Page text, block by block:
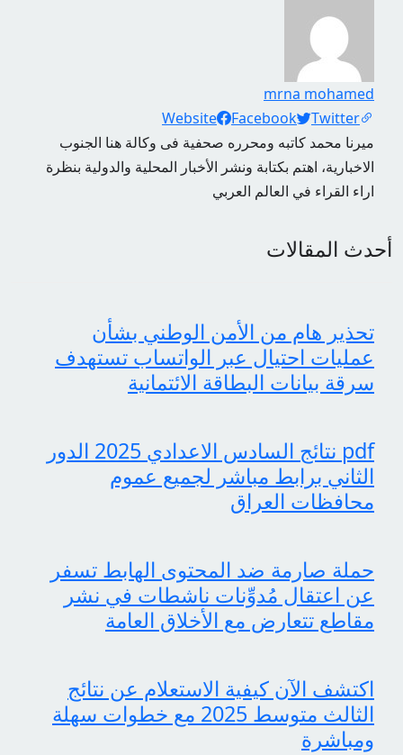
mrna mohamed
Social Links
Website Facebook
Twitter
ميرنا محمد كاتبه ومحرره صحفية فى وكالة هنا الجنوب
الاخبارية، اهتم بكتابة ونشر الأخبار المحلية والدولية بنظرة
اراء القراء في العالم العربي
أحدث المقالات
تحذير هام من الأمن الوطني بشأن
عمليات احتيال عبر الواتساب تستهدف
سرقة بيانات البطاقة الائتمانية
pdf نتائج السادس الاعدادي 2025 الدور
الثاني برابط مباشر لجميع عموم
محافظات العراق
حملة صارمة ضد المحتوى الهابط تسفر
عن اعتقال مُدوِّنات ناشطات في نشر
مقاطع تتعارض مع الأخلاق العامة
اكتشف الآن كيفية الاستعلام عن نتائج
الثالث متوسط 2025 مع خطوات سهلة
ومباشرة